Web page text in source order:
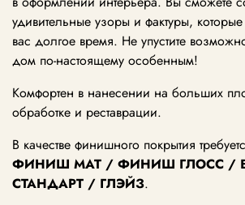
удивительные узоры и фактуры, которые
вас долгое время. Не упустите
дом по-настоящему особенным!
Комфортен в нанесении на больших
обработке и реставрации.
В качестве финишного покрытия
ФИНИШ МАТ / ФИНИШ ГЛОСС /
СТАНДАРТ / ГЛЭЙЗ.